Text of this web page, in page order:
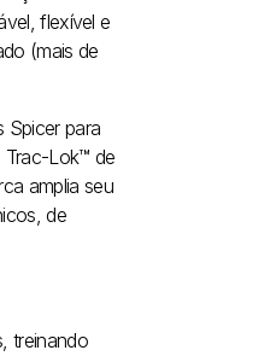
flexível e
(mais de
Spicer para
Trac-Lok™ de
amplia seu
de
treinando